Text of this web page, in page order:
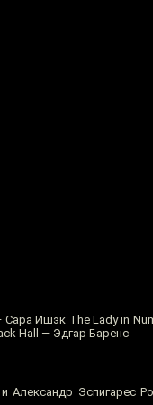
Ишэк The Lady in
Hall — Эдгар Баренс
Эспигарес